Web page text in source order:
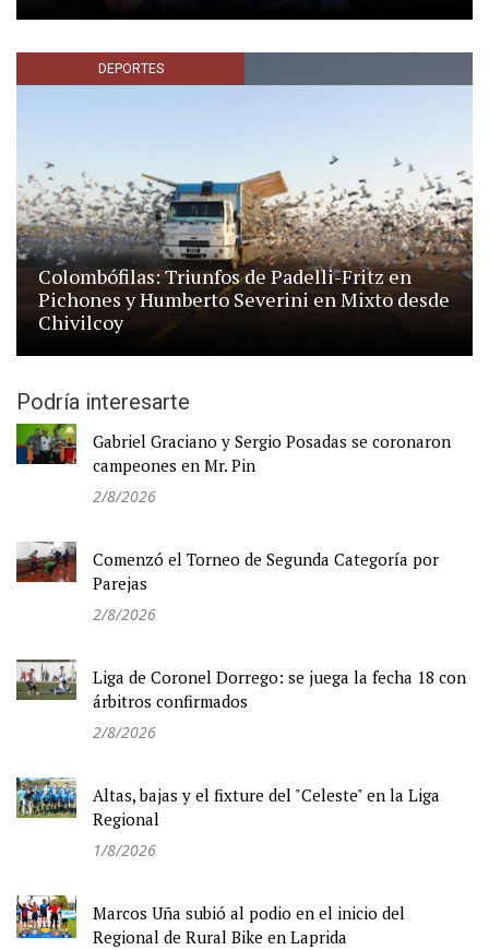
DEPORTES
Colombófilas: Triunfos de Padelli-Fritz en
Pichones y Humberto Severini en Mixto desde
Chivilcoy
Podría interesarte
Gabriel Graciano y Sergio Posadas se coronaron
campeones en Mr. Pin
2/8/2026
Comenzó el Torneo de Segunda Categoría por
Parejas
2/8/2026
Liga de Coronel Dorrego: se juega la fecha 18 con
árbitros confirmados
2/8/2026
Altas, bajas y el fixture del "Celeste" en la Liga
Regional
1/8/2026
Marcos Uña subió al podio en el inicio del
Regional de Rural Bike en Laprida